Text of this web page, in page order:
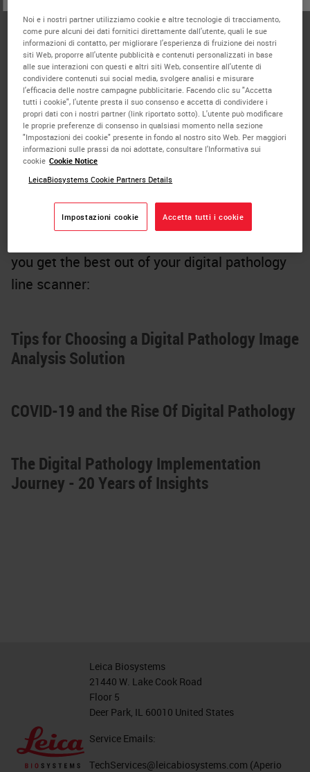
Case study
Risorse
Best Practices for Better Digital Image
Quality
Four Tips for Digital Pathology Slide
Scanning
Do you want to get better digital images from
you get the best out of your digital pathology
line scanner:
Tips for Choosing a Digital Pathology Image
Analysis Solution
COVID-19 and the Rise Of Digital Pathology
The Digital Pathology Implementation
Journey - 20 Years of Insights
Leica Biosystems
21440 W. Lake Cook Road
Floor 5
Deer Park, IL 60010 United States
Service Emails:
TechServices@leicabiosystems.com (Aperio
Noi e i nostri partner utilizziamo cookie e altre tecnologie di tracciamento,
come pure alcuni dei dati fornitici direttamente dall'utente, quali le sue
informazioni di contatto, per migliorare l'esperienza di fruizione dei nostri
siti Web, proporre all'utente pubblicità e contenuti personalizzati in base
alle sue interazioni con questi e altri siti Web, consentire all'utente di
condividere contenuti sui social media, svolgere analisi e misurare
l'efficacia delle nostre campagne pubblicitarie. Facendo clic su "Accetta
tutti i cookie", l'utente presta il suo consenso e accetta di condividere i
propri dati con i nostri partner (link riportato sotto). L'utente può modificare
le proprie preferenze di consenso in qualsiasi momento nella sezione
"Impostazioni dei cookie" presente in fondo al nostro sito Web. Per maggiori
informazioni sulle prassi da noi adottate, consultare l'Informativa sui
cookie Cookie Notice
LeicaBiosystems Cookie Partners Details
Impostazioni cookie Accetta tutti i cookie